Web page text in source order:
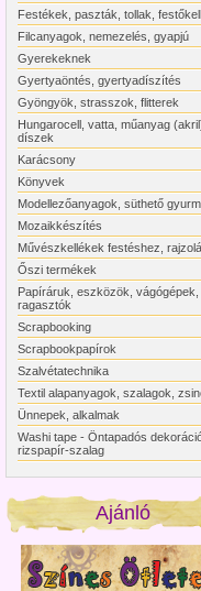
Festékek, paszták, tollak,
Filcanyagok, nemezelés, gyapjú
Gyerekeknek
Gyertyaöntés, gyertyadíszítés
Gyöngyök, strasszok, flitterek
Hungarocell, vatta, műanyag
díszek
Karácsony
Könyvek
Modellezőanyagok, süthető
Mozaikkészítés
Művészkellékek festéshez,
Őszi termékek
Papíráruk, eszközök, vágógépek,
ragasztók
Scrapbooking
Scrapbookpapírok
Szalvétatechnika
Textil alapanyagok, szalagok,
Ünnepek, alkalmak
Washi tape - Öntapadós
rizspapír-szalag
Ajánló